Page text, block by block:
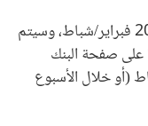
2. سينتهي العد النهائي للتفضيلات يوم 20 فبراير/شباط، وسيتم
على صفحة البنك
يوم 23 فبراير/شباط (أو خلال الأسبوع